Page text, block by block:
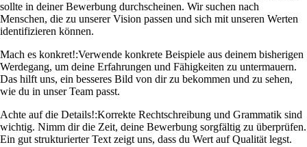
sollte in deiner Bewerbung durchscheinen. Wir suchen nach
Menschen, die zu unserer Vision passen und sich mit unseren Werten
identifizieren können.
Mach es konkret!:Verwende konkrete Beispiele aus deinem bisherigen
Werdegang, um deine Erfahrungen und Fähigkeiten zu untermauern.
Das hilft uns, ein besseres Bild von dir zu bekommen und zu sehen,
wie du in unser Team passt.
Achte auf die Details!:Korrekte Rechtschreibung und Grammatik sind
wichtig. Nimm dir die Zeit, deine Bewerbung sorgfältig zu überprüfen.
Ein gut strukturierter Text zeigt uns, dass du Wert auf Qualität legst.